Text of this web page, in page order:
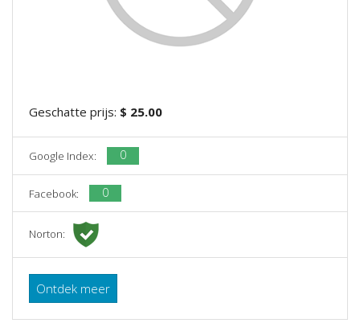
Geschatte prijs: $ 25.00
Google Index: 0
Facebook: 0
Norton:
Ontdek meer